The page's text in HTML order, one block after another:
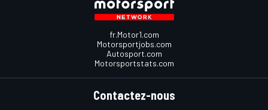
fr.Motor1.com
Motorsportjobs.com
Autosport.com
Motorsportstats.com
Contactez-nous